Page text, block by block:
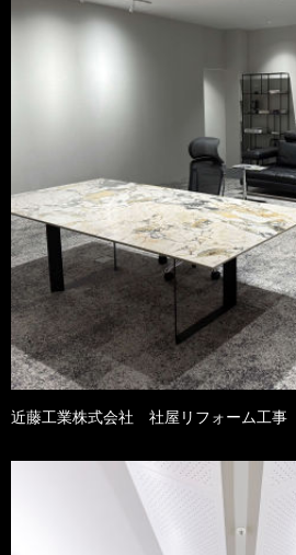
近藤工業株式会社 社屋リフォーム工事